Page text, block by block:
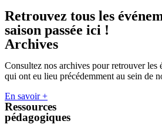
Retrouvez tous les
saison passée ici !
Archives
Consultez nos archives pour retrouver les
qui ont eu lieu précédemment au sein de
En savoir +
Ressources
pédagogiques